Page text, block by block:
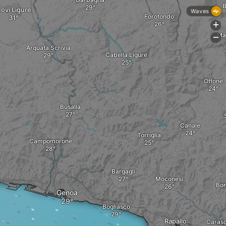
Bargagli
Campomorone
Bogliasco
Genoa
Busalla
Cabella Ligure
Ligure
Arquata Scrivia
Canale
Moconesi
Torriglia
Rapallo
Ottone
Forotondo
Waves
+
-